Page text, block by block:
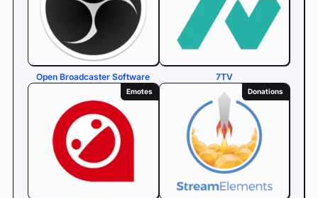
Open Broadcaster Software 7TV
Emotes Donations